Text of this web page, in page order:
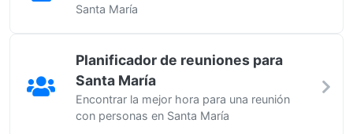
Santa María
Planificador de reuniones para
Santa María
Encontrar la mejor hora para una reunión
con personas en Santa María